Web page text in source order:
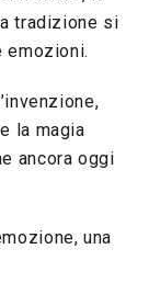
tradizione si
emozioni.
la magia
ancora oggi
una